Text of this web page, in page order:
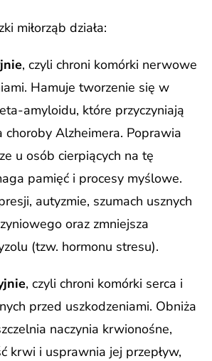
miłorząb działa:
, czyli chroni komórki nerwowe
Hamuje tworzenie się w
amyloidu, które przyczyniają
Alzheimera. Poprawia
u osób cierpiących na tę
pamięć i procesy myślowe.
autyzmie, szumach usznych
oraz zmniejsza
(tzw. hormonu stresu).
, czyli chroni komórki serca i
przed uszkodzeniami. Obniża
naczynia krwionośne,
krwi i usprawnia jej przepływ,